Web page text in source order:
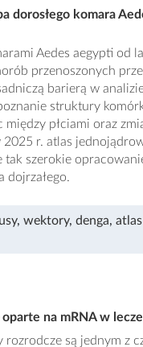
dorosłego komara
Aedes aegypti od
przenoszonych
barierą w
struktury
między płciami oraz
r. atlas
tak szerokie
dojrzałego.
, wektory, denga,
na mRNA w
rozrodcze są jednym z